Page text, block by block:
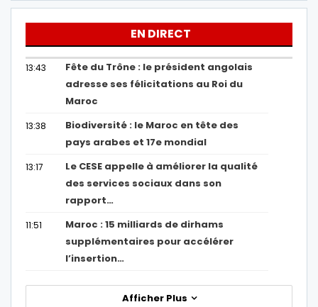
EN DIRECT
13:43
Fête du Trône : le président angolais
adresse ses félicitations au Roi du
Maroc
13:38
Biodiversité : le Maroc en tête des
pays arabes et 17e mondial
13:17
Le CESE appelle à améliorer la qualité
des services sociaux dans son
rapport…
11:51
Maroc : 15 milliards de dirhams
supplémentaires pour accélérer
l’insertion…
Afficher Plus